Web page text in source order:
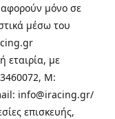
αφορούν μόνο σε
μέσω του
εταιρία, με
M:
info@iracing.gr/
επισκευής,